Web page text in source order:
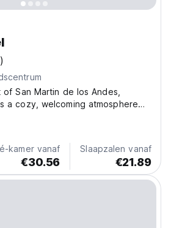
San Martin de los Andes,
a cozy, welcoming atmosphere
Wi-Fi, fresh linen, and
stay. Relax in the spacious...
kamer vanaf
€30.56
Slaapzalen vanaf
€21.89